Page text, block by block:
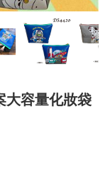
大容量化妝袋